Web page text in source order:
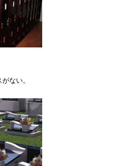
ない。